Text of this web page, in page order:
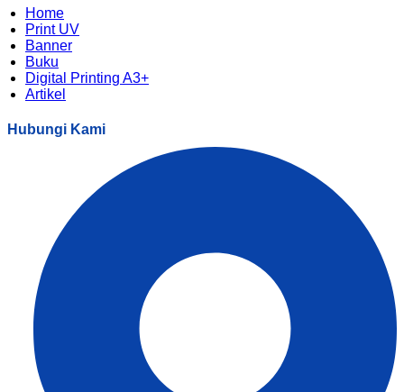
Home
Print UV
Banner
Buku
Digital Printing A3+
Artikel
Hubungi Kami